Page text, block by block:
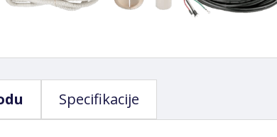
Specifikacije